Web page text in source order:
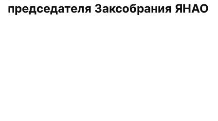
председателя Заксобрания ЯНАО